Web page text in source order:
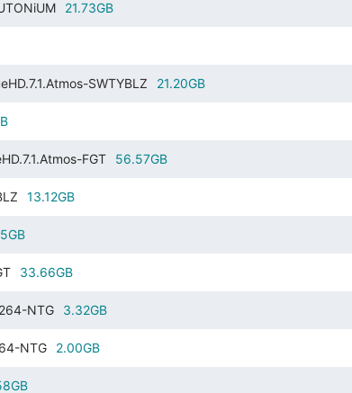
21.73GB
SWTYBLZ 21.20GB
FGT 56.57GB
13.12GB
33.66GB
NTG 3.32GB
NTG 2.00GB